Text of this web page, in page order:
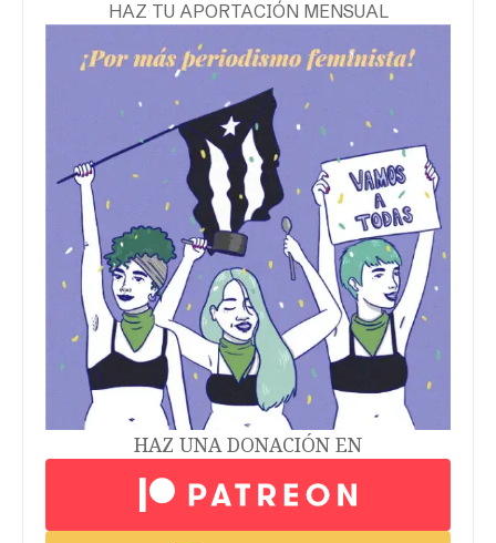
Shariana Ferrer Núñez es
galardonada por su trabajo
feminista
El jurado del premio Ann Snitow seleccionó a la
feminista puertorriqueña Shariana Ferrer
Núñez como su galardonada de este año por su
liderazgo en los movimientos contra
Redacción Todas 12/12/2023
ACTIVISMO